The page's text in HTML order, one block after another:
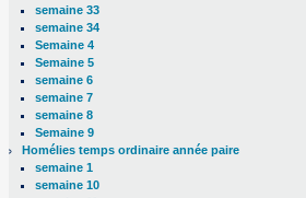
semaine 33
semaine 34
Semaine 4
Semaine 5
semaine 6
semaine 7
semaine 8
Semaine 9
Homélies temps ordinaire année paire
semaine 1
semaine 10